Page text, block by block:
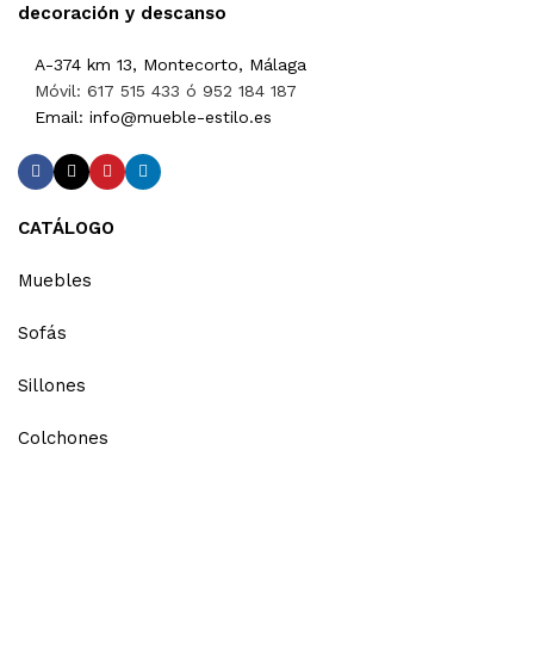
decoración y descanso
A-374 km 13, Montecorto, Málaga
Móvil: 617 515 433 ó 952 184 187
Email: info@mueble-estilo.es
CATÁLOGO
Muebles
Sofás
Sillones
Colchones